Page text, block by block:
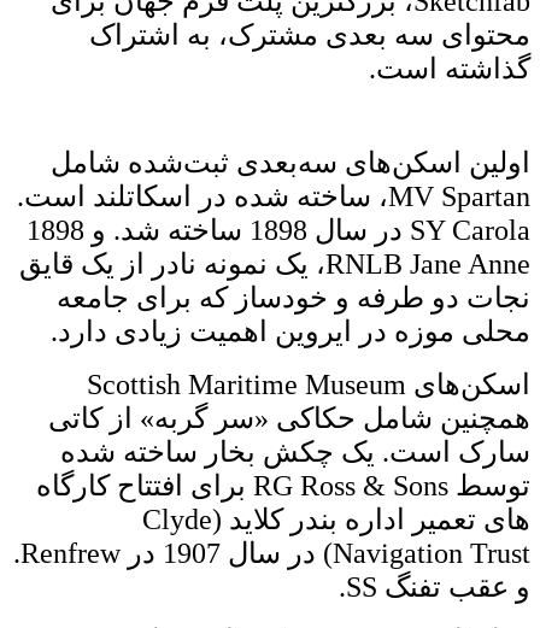
محتوای سه بعدی مشترک، به اشتراک
گذاشته است.
اولین اسکن‌های سه‌بعدی ثبت‌شده شامل
MV Spartan، ساخته شده در اسکاتلند است.
SY Carola در سال 1898 ساخته شد. و 1898
RNLB Jane Anne، یک نمونه نادر از یک قایق
نجات دو طرفه و خودساز که برای جامعه
محلی موزه در ایروین اهمیت زیادی دارد.
همچنین شامل حکاکی «سر گربه» از کاتی
سارک است. یک چکش بخار ساخته شده
توسط RG Ross & Sons برای افتتاح کارگاه
های تعمیر اداره بندر کلاید (Clyde
Navigation Trust) در سال 1907 در Renfrew.
و عقب تفنگ SS.